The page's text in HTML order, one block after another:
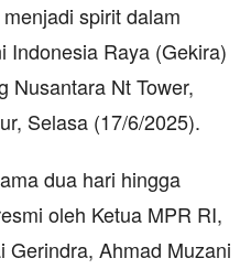
spirit dalam
Indonesia Raya (Gekira)
Nusantara Nt Tower,
Selasa (17/6/2025).
dua hari hingga
oleh Ketua MPR RI,
Ahmad Muzani